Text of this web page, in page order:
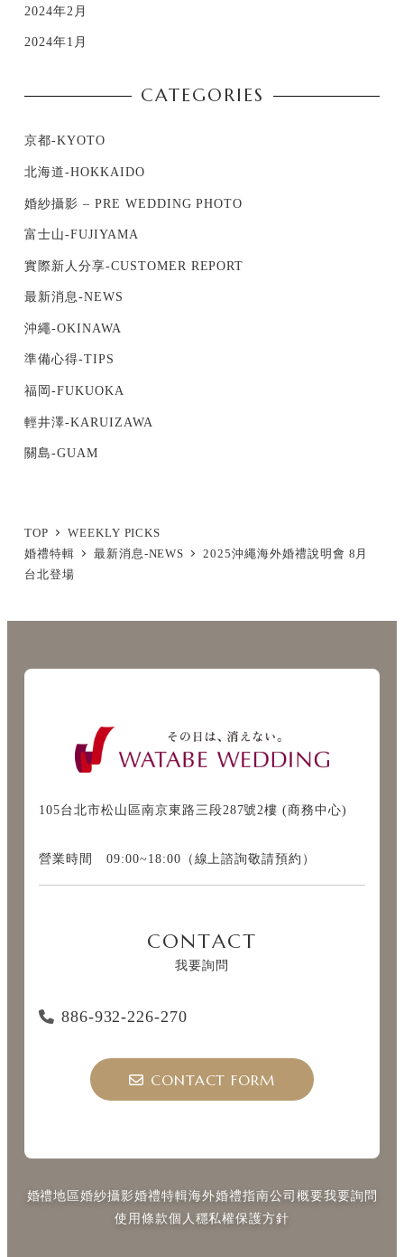
2024年2月
2024年1月
CATEGORIES
京都-KYOTO
北海道-HOKKAIDO
婚紗攝影 – PRE WEDDING PHOTO
富士山-FUJIYAMA
實際新人分享-CUSTOMER REPORT
最新消息-NEWS
沖繩-OKINAWA
準備心得-TIPS
福岡-FUKUOKA
輕井澤-KARUIZAWA
關島-GUAM
TOP
WEEKLY PICKS
婚禮特輯
最新消息-NEWS
2025沖繩海外婚禮說明會 8月
台北登場
105台北市松山區南京東路三段287號2樓 (商務中心)
營業時間 09:00~18:00（線上諮詢敬請預約）
CONTACT
我要詢問
886-932-226-270
CONTACT FORM
婚禮地區婚紗攝影婚禮特輯海外婚禮指南公司概要我要詢問
使用條款個人穩私權保護方針